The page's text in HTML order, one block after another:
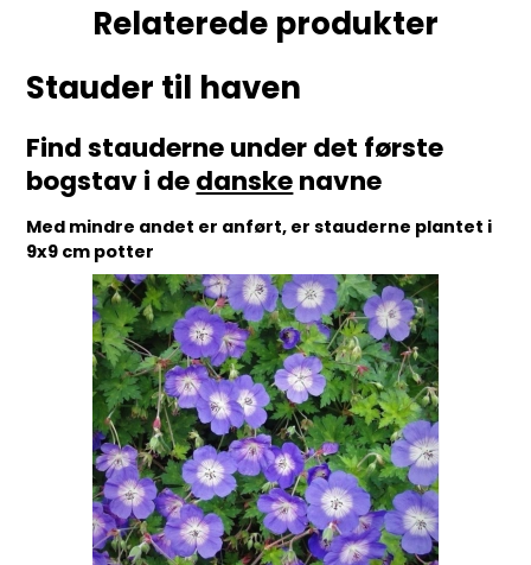
Relaterede produkter
Stauder til haven
Find stauderne under det første
bogstav i dedanskenavne
Med mindre andet er anført, er stauderne plantet i
9x9 cm potter